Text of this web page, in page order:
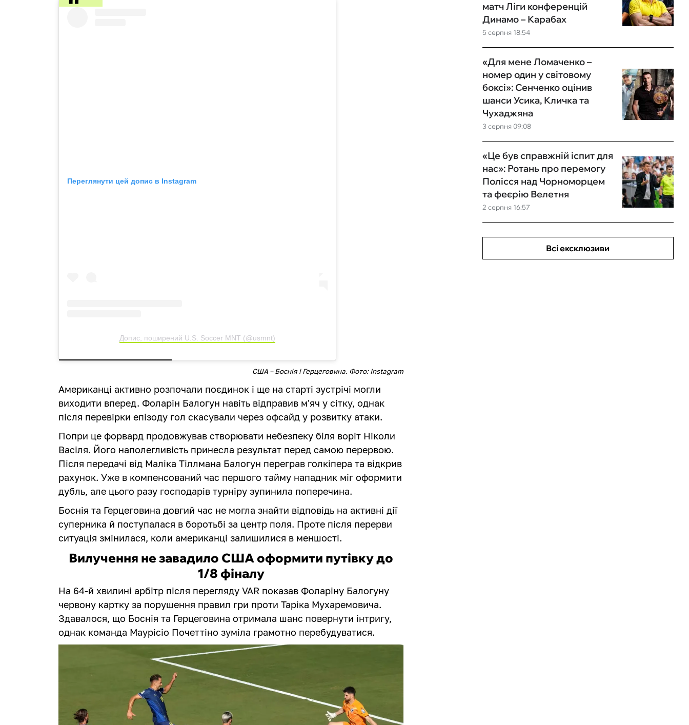
Переглянути цей допис в Instagram
Допис, поширений U.S. Soccer MNT (@usmnt)
США – Боснія і Герцеговина. Фото: Instagram
Американці активно розпочали поєдинок і ще на старті зустрічі могли
виходити вперед. Фоларін Балогун навіть відправив м'яч у сітку, однак
після перевірки епізоду гол скасували через офсайд у розвитку атаки.
Попри це форвард продовжував створювати небезпеку біля воріт Ніколи
Васіля. Його наполегливість принесла результат перед самою перервою.
Після передачі від Маліка Тіллмана Балогун переграв голкіпера та відкрив
рахунок. Уже в компенсований час першого тайму нападник міг оформити
дубль, але цього разу господарів турніру зупинила поперечина.
Боснія та Герцеговина довгий час не могла знайти відповідь на активні дії
суперника й поступалася в боротьбі за центр поля. Проте після перерви
ситуація змінилася, коли американці залишилися в меншості.
Вилучення не завадило США оформити путівку до
1/8 фіналу
На 64-й хвилині арбітр після перегляду VAR показав Фоларіну Балогуну
червону картку за порушення правил гри проти Таріка Мухаремовича.
Здавалося, що Боснія та Герцеговина отримала шанс повернути інтригу,
однак команда Маурісіо Почеттіно зуміла грамотно перебудуватися.
5 серпня 18:54
матч Ліги конференцій
Динамо – Карабах
3 серпня 09:08
«Для мене Ломаченко –
номер один у світовому
боксі»: Сенченко оцінив
шанси Усика, Кличка та
Чухаджяна
2 серпня 16:57
«Це був справжній іспит для
нас»: Ротань про перемогу
Полісся над Чорноморцем
та феєрію Велетня
Всі ексклюзиви